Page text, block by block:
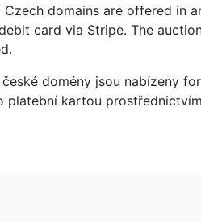
Czech domains are offered in
card via Stripe. The
české domény jsou nabízeny
platební kartou